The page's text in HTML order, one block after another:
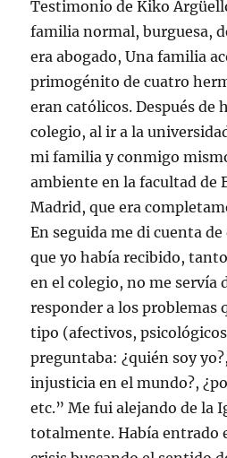
Testimonio de Kiko
familia normal, burguesa,
era abogado, Una familia
primogénito de cuatro
eran católicos. Después de
colegio, al ir a la
mi familia y conmigo
ambiente en la facultad de
Madrid, que era
En seguida me di cuenta
que yo había recibido,
en el colegio, no me servía
responder a los problemas
tipo (afectivos,
preguntaba: ¿quién soy
injusticia en el mundo?,
etc.” Me fui alejando de la
totalmente. Había entrado